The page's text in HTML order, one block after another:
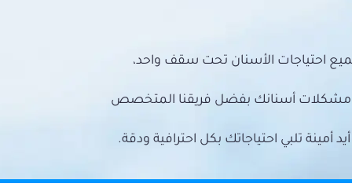
احتياجات الأسنان تحت سقف واحد،
مشكلات أسنانك بفضل فريقنا المتخصص
تلبي احتياجاتك بكل احترافية ودقة.